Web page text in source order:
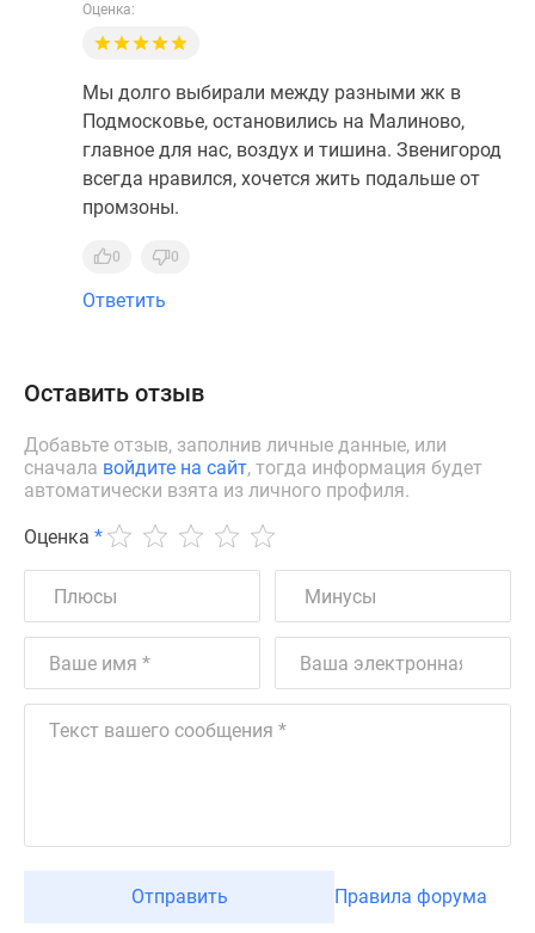
Оценка:
Мы долго выбирали между разными жк в
Подмосковье, остановились на Малиново,
главное для нас, воздух и тишина. Звенигород
всегда нравился, хочется жить подальше от
промзоны.
0 0
Ответить
Оставить отзыв
Добавьте отзыв, заполнив личные данные, или
сначала войдите на сайт, тогда информация будет
автоматически взята из личного профиля.
Оценка *
Отправить Правила форума